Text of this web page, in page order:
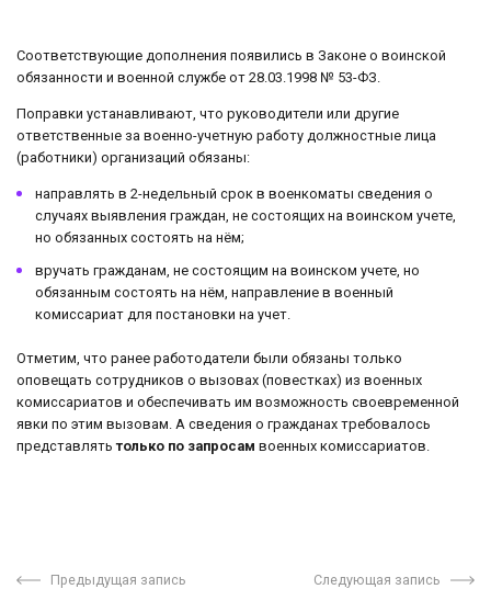
Соответствующие дополнения появились в Законе о воинской
обязанности и военной службе от 28.03.1998 № 53-ФЗ.
Поправки устанавливают, что руководители или другие
ответственные за военно-учетную работу должностные лица
(работники) организаций обязаны:
направлять в 2-недельный срок в военкоматы сведения о
случаях выявления граждан, не состоящих на воинском учете,
но обязанных состоять на нём;
вручать гражданам, не состоящим на воинском учете, но
обязанным состоять на нём, направление в военный
комиссариат для постановки на учет.
Отметим, что ранее работодатели были обязаны только
оповещать сотрудников о вызовах (повестках) из военных
комиссариатов и обеспечивать им возможность своевременной
явки по этим вызовам. А сведения о гражданах требовалось
представлятьтолько по запросам военных комиссариатов.
Предыдущая запись Следующая запись